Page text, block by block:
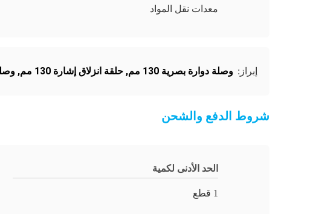
معدات نقل المواد
إبراز: وصلة دوارة بصرية 130 مم , حلقة انزلاق إشارة 130 مم ,
شروط الدفع والشحن
الحد الأدنى لكمية
1 قطع